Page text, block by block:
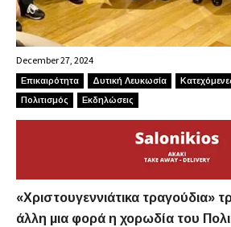
December 27, 2024
Επικαιρότητα Δυτική Λευκωσία
Πολιτισμός
Εκδηλώσεις
«Χριστουγεννιάτικα τραγούδια»
άλλη μια φορά η χορωδία του